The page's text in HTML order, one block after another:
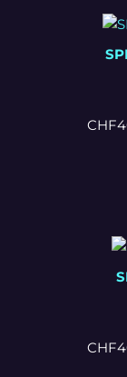
CHF
CHF